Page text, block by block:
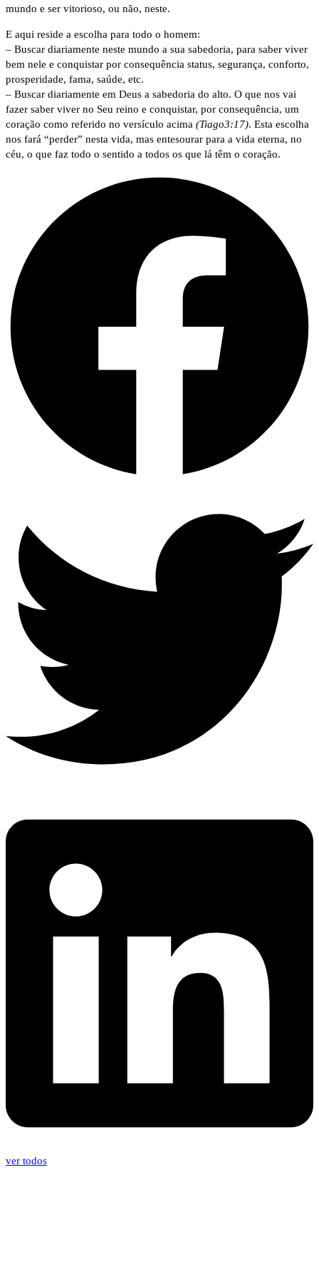
mundo e ser vitorioso, ou não, neste.
E aqui reside a escolha para todo o homem:
– Buscar diariamente neste mundo a sua sabedoria, para saber viver
bem nele e conquistar por consequência status, segurança, conforto,
prosperidade, fama, saúde, etc.
– Buscar diariamente em Deus a sabedoria do alto. O que nos vai
fazer saber viver no Seu reino e conquistar, por consequência, um
coração como referido no versículo acima (Tiago3:17). Esta escolha
nos fará “perder” nesta vida, mas entesourar para a vida eterna, no
céu, o que faz todo o sentido a todos os que lá têm o coração.
ver todos